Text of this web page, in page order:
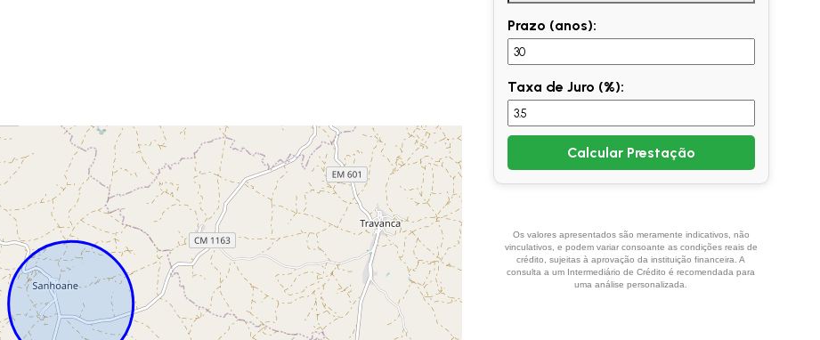
Prazo (anos):
Taxa de Juro (%):
Calcular Prestação
Os valores apresentados são meramente indicativos, não
vinculativos, e podem variar consoante as condições reais de
crédito, sujeitas à aprovação da instituição financeira. A
consulta a um Intermediário de Crédito é recomendada para
uma análise personalizada.